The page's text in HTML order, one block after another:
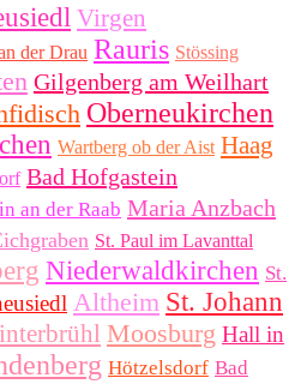
Virgen
der Drau Rauris Stössing
Gilgenberg am Weilhart
Oberneukirchen
Wartberg ob der Aist Haag
Bad Hofgastein
an der Raab Maria Anzbach
St. Paul im Lavanttal
Niederwaldkirchen St.
Altheim St. Johann
Moosburg Hall in
Hötzelsdorf Bad